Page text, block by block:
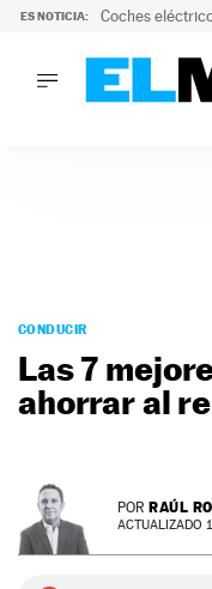
ES NOTICIA: Coches
PODCAST
MOTOS
TECNOLOGÍA
PREMIOS
SERVICIOS
CONDUCIR
Las 7
ahorrar al
POR RAÚL
ACTUALIZADO